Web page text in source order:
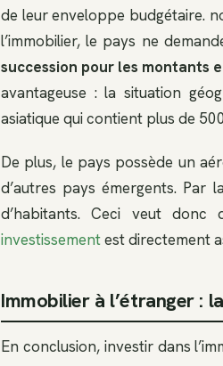
de leur enveloppe budgétaire.
l’immobilier, le pays ne
succession pour les montants
avantageuse : la situation
asiatique qui contient plus de
De plus, le pays possède un
d’autres pays émergents. Par
d’habitants. Ceci veut donc
investissementest directement
Immobilier à l’étranger :
En conclusion, investir dans